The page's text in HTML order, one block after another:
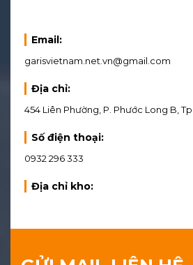
Email:
garisvietnam.net.vn@gmail.com
Địa chỉ:
454 Liên Phường, P. Phước Long B,
Số điện thoại:
0932 296 333
Địa chỉ kho: